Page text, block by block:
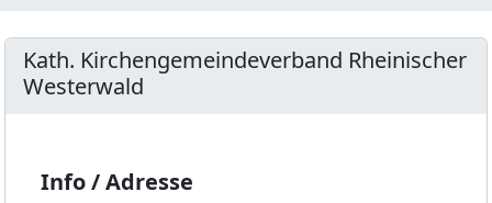
Kath. Kirchengemeindeverband Rheinischer
Westerwald
Info / Adresse